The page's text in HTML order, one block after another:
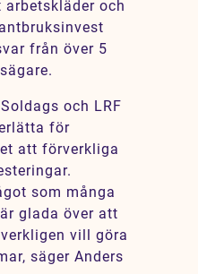
och
från över 5
och LRF
för
att förverkliga
som många
glada över att
vill göra
säger Anders